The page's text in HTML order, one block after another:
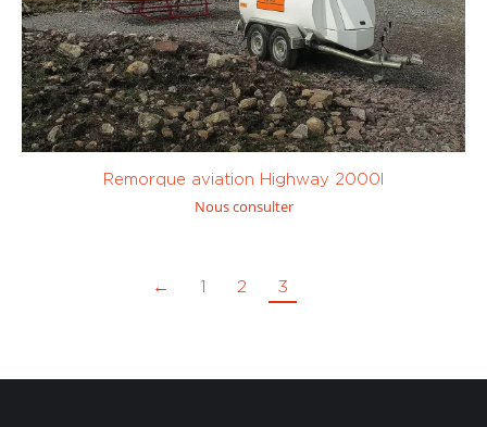
Remorque aviation Highway 2000l
Nous consulter
← 1 2 3